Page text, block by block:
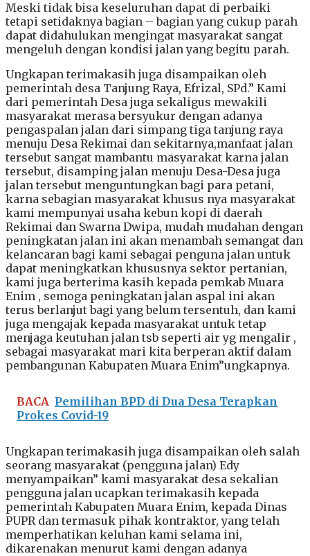
Meski tidak bisa keseluruhan dapat di perbaiki
tetapi setidaknya bagian – bagian yang cukup parah
dapat didahulukan mengingat masyarakat sangat
mengeluh dengan kondisi jalan yang begitu parah.
Ungkapan terimakasih juga disampaikan oleh
pemerintah desa Tanjung Raya, Efrizal, SPd.” Kami
dari pemerintah Desa juga sekaligus mewakili
masyarakat merasa bersyukur dengan adanya
pengaspalan jalan dari simpang tiga tanjung raya
menuju Desa Rekimai dan sekitarnya,manfaat jalan
tersebut sangat mambantu masyarakat karna jalan
tersebut, disamping jalan menuju Desa-Desa juga
jalan tersebut menguntungkan bagi para petani,
karna sebagian masyarakat khusus nya masyarakat
kami mempunyai usaha kebun kopi di daerah
Rekimai dan Swarna Dwipa, mudah mudahan dengan
peningkatan jalan ini akan menambah semangat dan
kelancaran bagi kami sebagai penguna jalan untuk
dapat meningkatkan khususnya sektor pertanian,
kami juga berterima kasih kepada pemkab Muara
Enim , semoga peningkatan jalan aspal ini akan
terus berlanjut bagi yang belum tersentuh, dan kami
juga mengajak kepada masyarakat untuk tetap
menjaga keutuhan jalan tsb seperti air yg mengalir ,
sebagai masyarakat mari kita berperan aktif dalam
pembangunan Kabupaten Muara Enim”ungkapnya.
BACA Pemilihan BPD di Dua Desa Terapkan
Prokes Covid-19
Ungkapan terimakasih juga disampaikan oleh salah
seorang masyarakat (pengguna jalan) Edy
menyampaikan” kami masyarakat desa sekalian
pengguna jalan ucapkan terimakasih kepada
pemerintah Kabupaten Muara Enim, kepada Dinas
PUPR dan termasuk pihak kontraktor, yang telah
memperhatikan keluhan kami selama ini,
dikarenakan menurut kami dengan adanya